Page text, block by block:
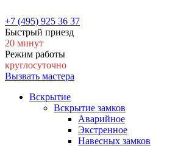
+7 (495) 925 36 37
Быстрый приезд
20 минут
Режим работы
круглосуточно
Вызвать мастера
Вскрытие
Вскрытие замков
Аварийное
Экстренное
Навесных замков